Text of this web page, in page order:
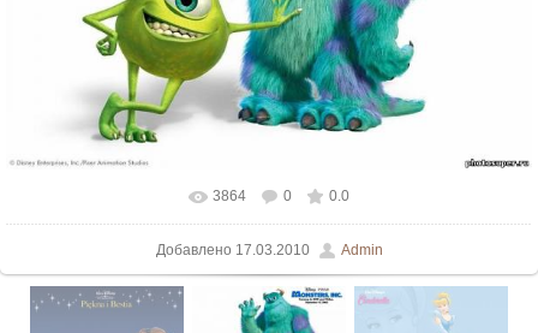
В реальном размере 800x600
3864 0 0.0
Добавлено 17.03.2010 Admin